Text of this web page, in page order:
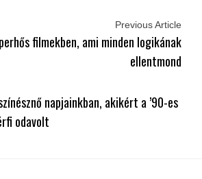
Previous Article
filmekben, ami minden logikának
ellentmond
napjainkban, akikért a ’90-es
odavolt